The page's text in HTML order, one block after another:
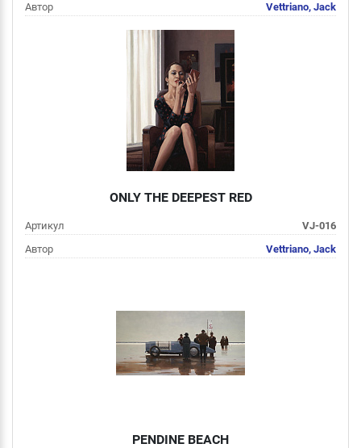
Автор
Vettriano, Jack
Подробнее
ONLY THE DEEPEST RED
Артикул
VJ-016
Автор
Vettriano, Jack
Подробнее
PENDINE BEACH